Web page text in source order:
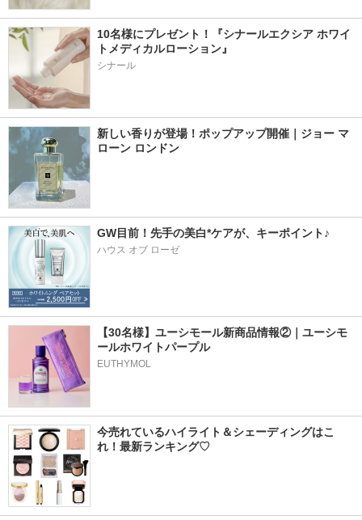
10名様にプレゼント！『シナールエクシア ホワイ
トメディカルローション』
シナール
新しい香りが登場！ポップアップ開催｜ジョー マ
ローン ロンドン
GW目前！先手の美白*ケアが、キーポイント♪
ハウス オブ ローゼ
【30名様】ユーシモール新商品情報②｜ユーシモ
ールホワイトパープル
EUTHYMOL
今売れているハイライト＆シェーディングはこ
れ！最新ランキング♡